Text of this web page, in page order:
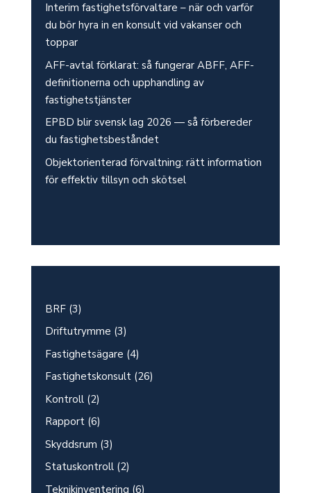
Interim fastighetsförvaltare – när och varför
du bör hyra in en konsult vid vakanser och
toppar
AFF-avtal förklarat: så fungerar ABFF, AFF-
definitionerna och upphandling av
fastighetstjänster
EPBD blir svensk lag 2026 — så förbereder
du fastighetsbeståndet
Objektorienterad förvaltning: rätt information
för effektiv tillsyn och skötsel
BRF(3)
Driftutrymme (3)
Fastighetsägare (4)
Fastighetskonsult(26)
Kontroll(2)
Rapport(6)
Skyddsrum (3)
Statuskontroll(2)
Teknikinventering (6)